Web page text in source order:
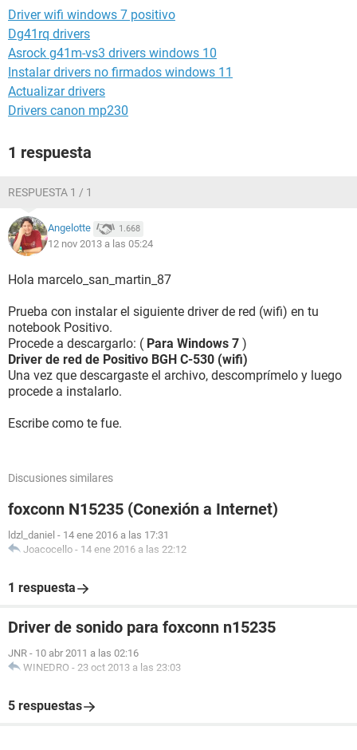
Driver wifi windows 7 positivo
Dg41rq drivers
Asrock g41m-vs3 drivers windows 10
Instalar drivers no firmados windows 11
Actualizar drivers
Drivers canon mp230
1 respuesta
RESPUESTA 1 / 1
Angelotte 1.668
12 nov 2013 a las 05:24
Hola marcelo_san_martin_87
Prueba con instalar el siguiente driver de red (wifi) en tu
notebook Positivo.
Procede a descargarlo: ( Para Windows 7 )
Driver de red de Positivo BGH C-530 (wifi)
Una vez que descargaste el archivo, descomprímelo y luego
procede a instalarlo.
Escribe como te fue.
Discusiones similares
foxconn N15235 (Conexión a Internet)
ldzl_daniel - 14 ene 2016 a las 17:31
Joacocello - 14 ene 2016 a las 22:12
1 respuesta
Driver de sonido para foxconn n15235
JNR - 10 abr 2011 a las 02:16
WINEDRO - 23 oct 2013 a las 23:03
5 respuestas